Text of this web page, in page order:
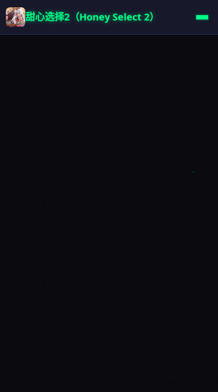
甜心选择2（Honey Select 2）